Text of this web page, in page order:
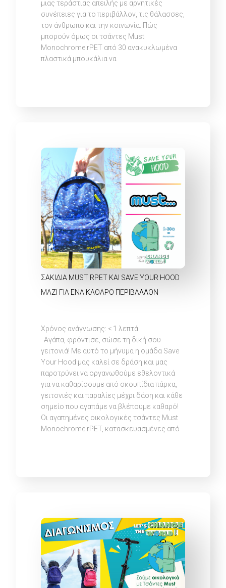
μιας τεράστιας απειλής με αρνητικές
συνέπειες για το περιβάλλον, τις θάλασσες,
τον άνθρωπο και την κοινωνία. Πώς
μπορούν όμως οι τσάντες Must
Monochrome rPET από 30 ανακυκλωμένα
πλαστικά μπουκάλια να
ΣΑΚΊΔΙΑ MUST RPET ΚΑΙ SAVE YOUR HOOD
ΜΑΖΊ ΓΙΑ ΈΝΑ ΚΑΘΑΡΌ ΠΕΡΙΒΆΛΛΟΝ
Χρόνος ανάγνωσης: < 1 λεπτά
Αγάπα, φρόντισε, σώσε τη δική σου
γειτονιά! Με αυτό το μήνυμα η ομάδα Save
Your Hood μας καλεί σε δράση και μας
παροτρύνει να οργανωθούμε εθελοντικά
για να καθαρίσουμε από σκουπίδια πάρκα,
γειτονιές και παραλίες μέχρι δάση και κάθε
σημείο που αγαπάμε να βλέπουμε καθαρό!
Οι αγαπημένες οικολογικές τσάντες Must
Monochrome rPET, κατασκευασμένες από